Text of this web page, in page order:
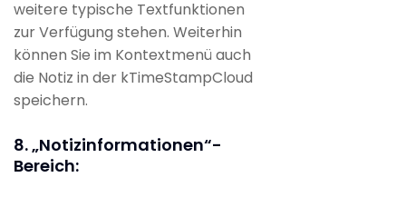
weitere typische Textfunktionen
zur Verfügung stehen. Weiterhin
können Sie im Kontextmenü auch
die Notiz in der kTimeStampCloud
speichern.
8. „Notizinformationen“-
Bereich: